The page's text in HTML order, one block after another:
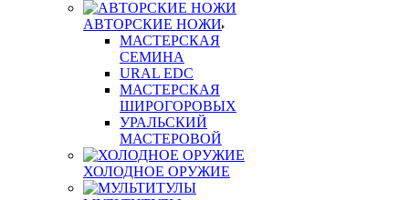
АВТОРСКИЕ НОЖИ
МАСТЕРСКАЯ
СЕМИНА
URAL EDC
МАСТЕРСКАЯ
ШИРОГОРОВЫХ
УРАЛЬСКИЙ
МАСТЕРОВОЙ
ХОЛОДНОЕ ОРУЖИЕ